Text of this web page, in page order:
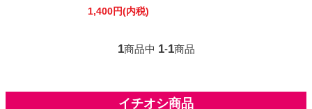
1,400円(内税)
1商品中 1-1商品